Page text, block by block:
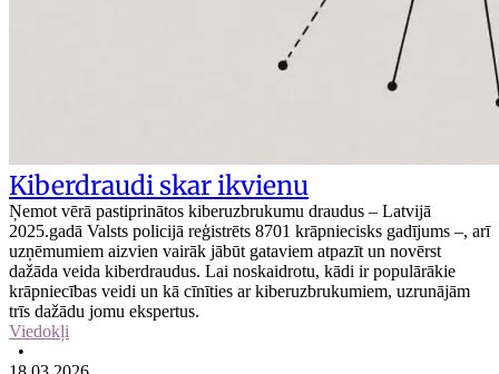
Kiberdraudi skar ikvienu
Ņemot vērā pastiprinātos kiberuzbrukumu draudus – Latvijā
2025.gadā Valsts policijā reģistrēts 8701 krāpniecisks gadījums –, arī
uzņēmumiem aizvien vairāk jābūt gataviem atpazīt un novērst
dažāda veida kiberdraudus. Lai noskaidrotu, kādi ir populārākie
krāpniecības veidi un kā cīnīties ar kiberuzbrukumiem, uzrunājām
trīs dažādu jomu ekspertus.
Viedokļi
•